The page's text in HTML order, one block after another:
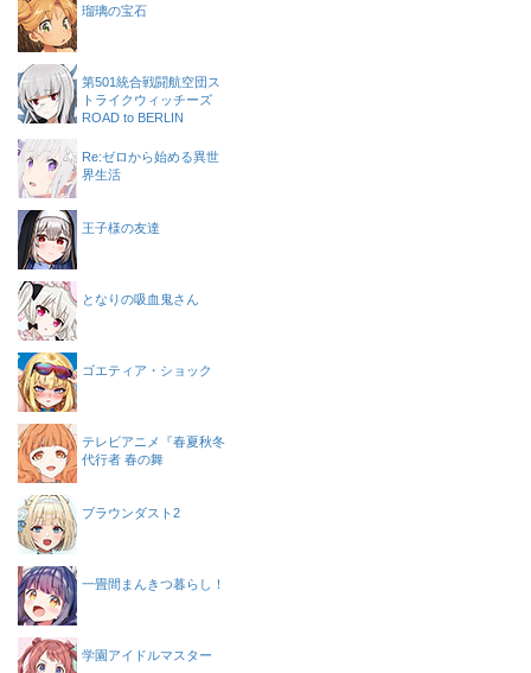
瑠璃の宝石
第501統合戦闘航空団ス
トライクウィッチーズ
ROAD to BERLIN
Re:ゼロから始める異世
界生活
王子様の友達
となりの吸血鬼さん
ゴエティア・ショック
テレビアニメ『春夏秋冬
代行者 春の舞
ブラウンダスト2
一畳間まんきつ暮らし！
学園アイドルマスター